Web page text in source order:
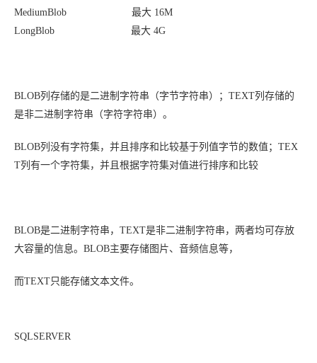
MediumBlob 最大 16M
LongBlob 最大 4G
BLOB列存储的是二进制字符串（字节字符串）；TEXT列存储的
是非二进制字符串（字符字符串）。
BLOB列没有字符集，并且排序和比较基于列值字节的数值；TEX
T列有一个字符集，并且根据字符集对值进行排序和比较
BLOB是二进制字符串，TEXT是非二进制字符串，两者均可存放
大容量的信息。 BLOB主要存储图片、音频信息等，
而TEXT只能存储文本文件。
SQLSERVER